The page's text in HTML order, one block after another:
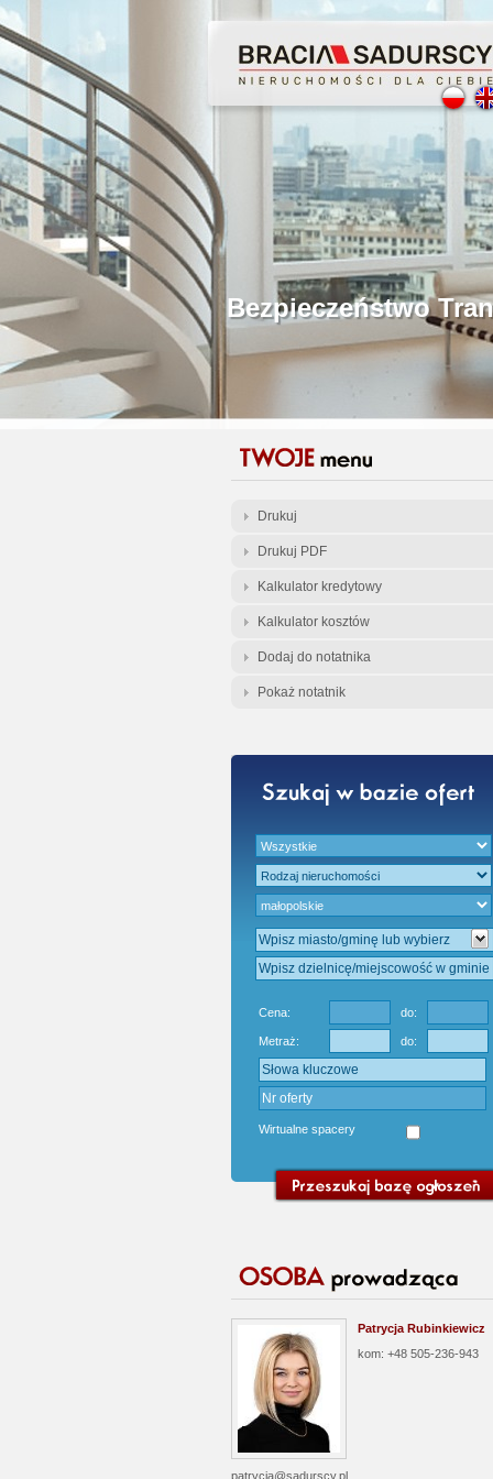
Profesjonalne
Bezpieczeństwo
Licencjonowani
Gwarancja
Gratis -
Drukuj
Drukuj PDF
Kalkulator kredytowy
Kalkulator kosztów
Dodaj do notatnika
Pokaż notatnik
Cena: do:
Metraż: do:
Wirtualne spacery
Patrycja Rubinkiewicz
kom: +48 505-236-943
patrycja@sadurscy.pl